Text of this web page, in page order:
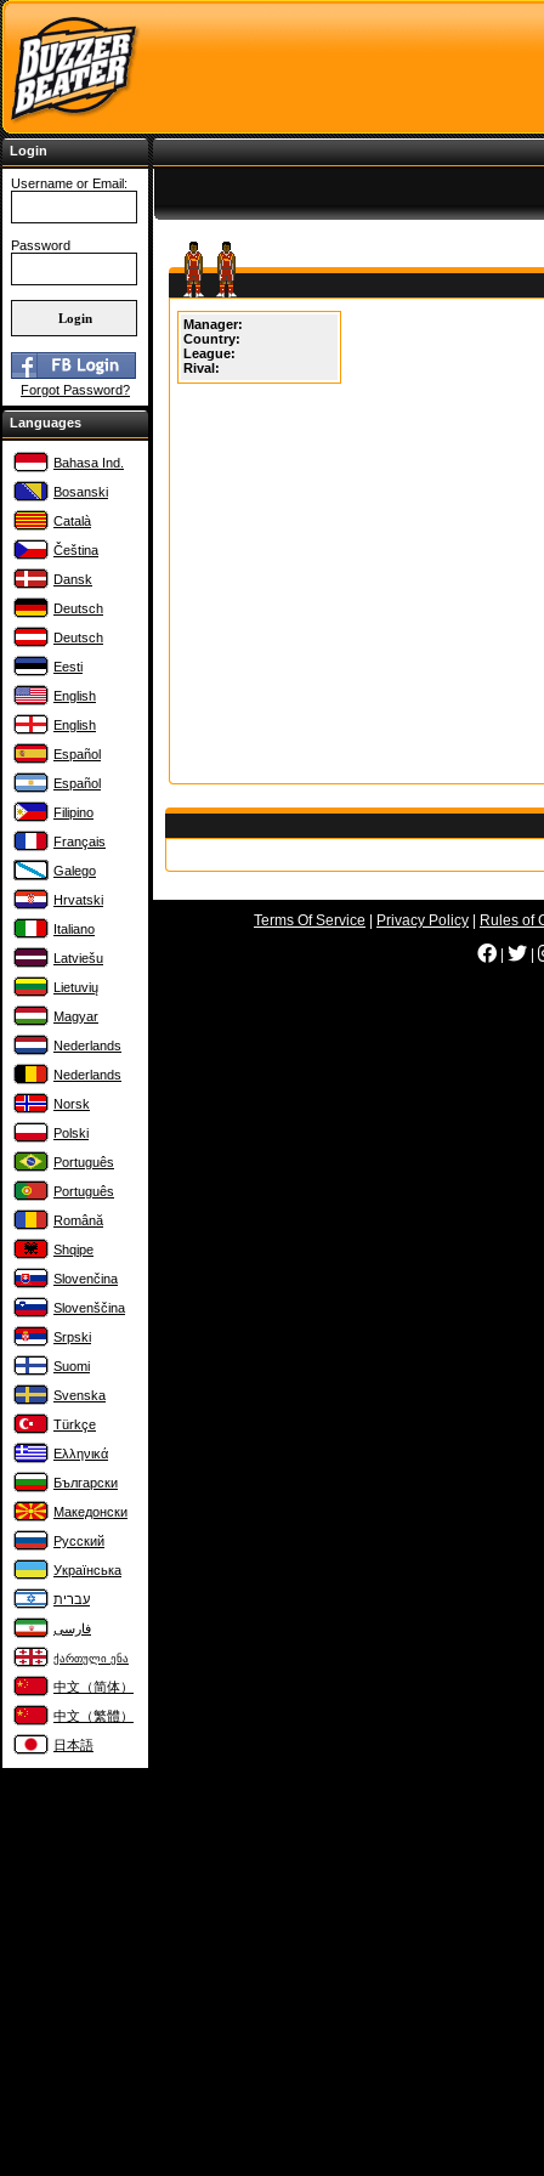
Login
Username or Email:
Password
Forgot Password?
Languages
Bahasa Ind.
Bosanski
Català
Čeština
Dansk
Deutsch
Deutsch
Eesti
English
English
Español
Español
Filipino
Français
Galego
Hrvatski
Italiano
Latviešu
Lietuvių
Magyar
Nederlands
Nederlands
Norsk
Polski
Português
Português
Română
Shqipe
Slovenčina
Slovenščina
Srpski
Suomi
Svenska
Türkçe
Ελληνικά
Български
Македонски
Русский
Українська
עברית
فارسی
ქართული ენა
中文（简体）
中文（繁體）
日本語
Manager:
Country:
League:
Rival:
Terms Of Service Privacy Policy
Rules of